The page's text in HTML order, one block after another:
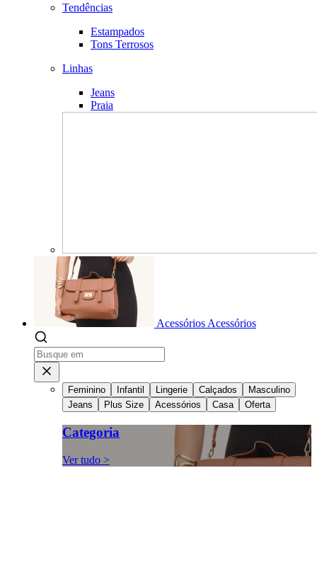
Tendências
Estampados
Tons Terrosos
Linhas
Jeans
Praia
Acessórios Acessórios
Feminino Infantil Lingerie Calçados
Masculino
Jeans
Plus Size Acessórios Casa Oferta
Categoria
Ver tudo >